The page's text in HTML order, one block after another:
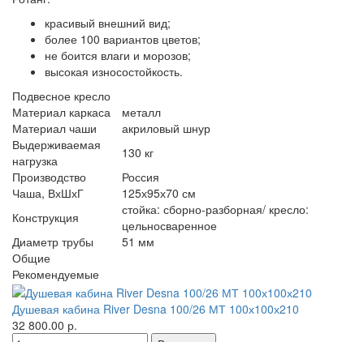
красивый внешний вид;
более 100 вариантов цветов;
не боится влаги и морозов;
высокая износостойкость.
Подвесное кресло
Материал каркаса
металл
Материал чаши
акриловый шнур
Выдерживаемая
нагрузка
130 кг
Производство
Россия
Чаша, ВхШхГ
125х95х70 см
Конструкция
стойка: сборно-разборная/ кресло:
цельносваренное
Диаметр трубы
51 мм
Общие
Рекомендуемые
Душевая кабина River Desna 100/26 МТ 100х100х210
32 800.00 р.